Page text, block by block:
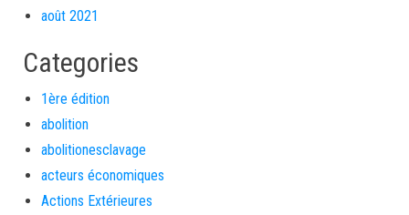
août 2021
Categories
1ère édition
abolition
abolitionesclavage
acteurs économiques
Actions Extérieures